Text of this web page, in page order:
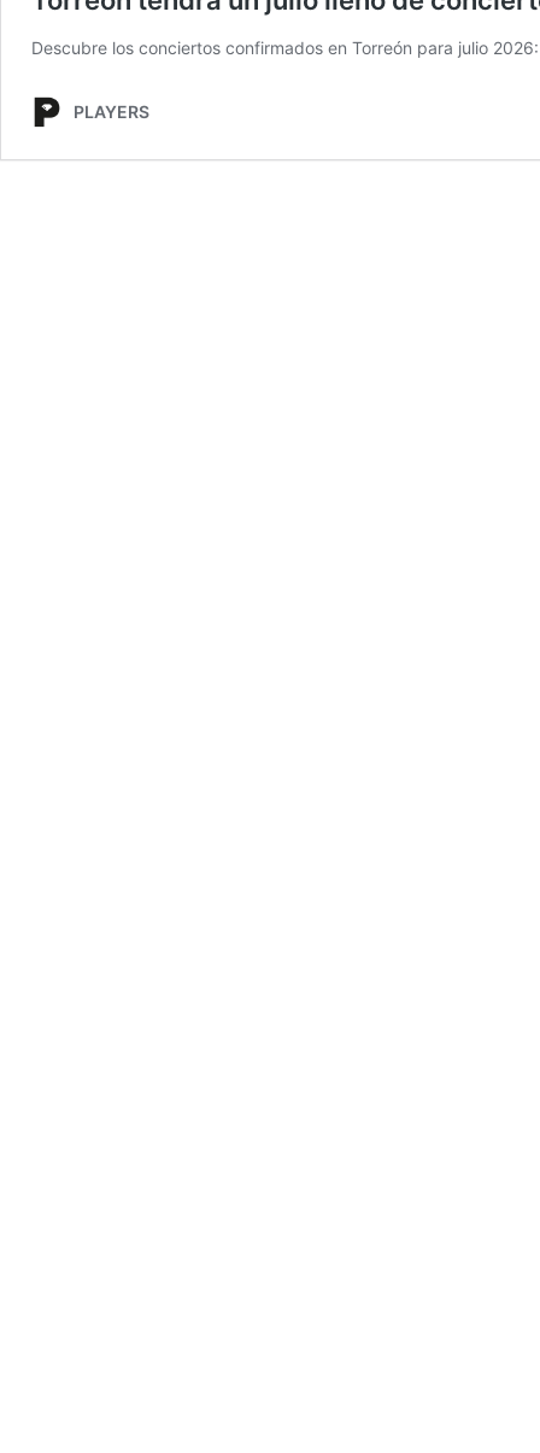
Descubre los conciertos confirmados en Torreón para julio
PLAYERS